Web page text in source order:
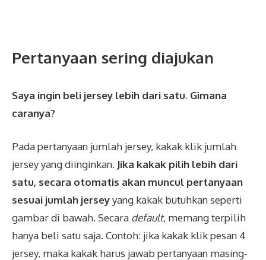
Pertanyaan sering diajukan
Saya ingin beli jersey lebih dari satu. Gimana
caranya?
Pada pertanyaan jumlah jersey, kakak klik jumlah
jersey yang diinginkan. Jika kakak pilih lebih dari
satu, secara otomatis akan muncul pertanyaan
sesuai jumlah jerseyyang kakak butuhkan seperti
gambar di bawah. Secara default, memang terpilih
hanya beli satu saja. Contoh: jika kakak klik pesan 4
jersey, maka kakak harus jawab pertanyaan masing-